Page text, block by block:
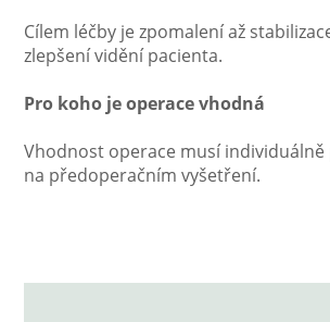
Cílem léčby je zpomalení až
zlepšení vidění pacienta.
Pro koho je operace vhodná
Vhodnost operace musí
na předoperačním vyšetření.